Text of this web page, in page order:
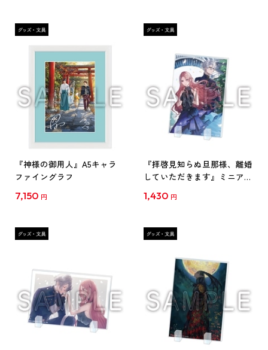
『神様の御用人』A5キャラ
ファイングラフ
7,150 円
『拝啓見知らぬ旦那様、離婚
していただきます』ミニアク
1,430 円